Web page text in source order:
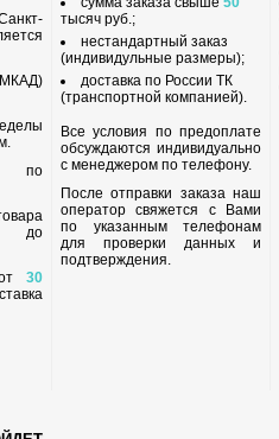
по
до
от30
тысяч руб.;
нестандартный заказ
(индивидульные размеры);
доставка по России ТК
(транспортной компанией).
Все условия по предоплате
обсуждаются индивидуально
с менеджером по телефону.
После отправки заказа наш
оператор свяжется с Вами
по указанным телефонам
для проверки данных и
подтверждения.